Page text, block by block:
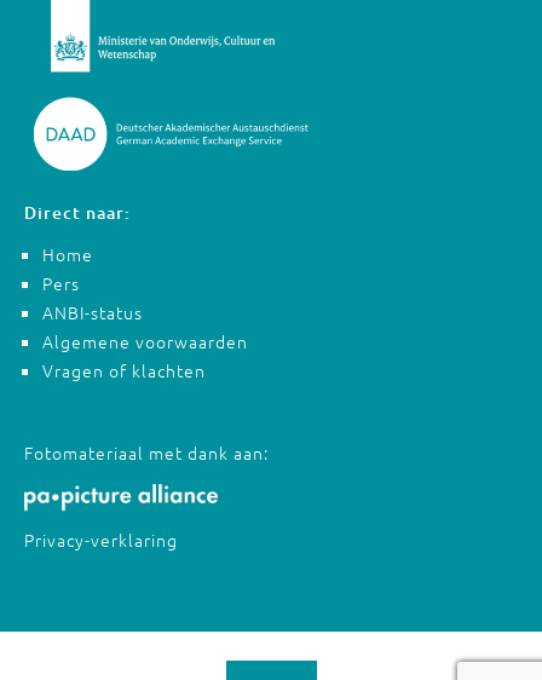
Direct naar:
Home
Pers
ANBI-status
Algemene voorwaarden
Vragen of klachten
Fotomateriaal met dank aan:
Privacy-verklaring